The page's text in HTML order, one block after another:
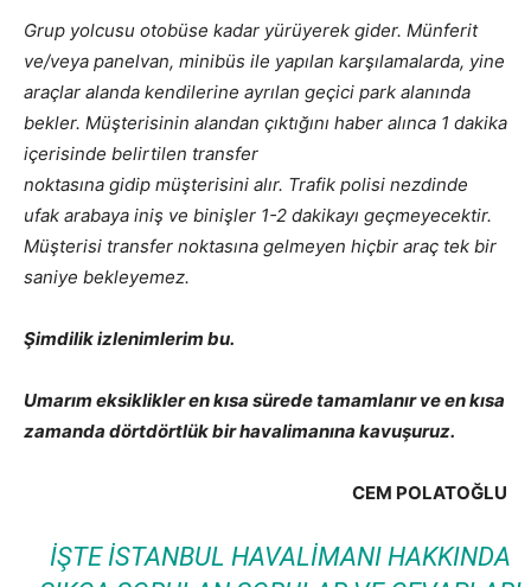
Grup yolcusu otobüse kadar yürüyerek gider. Münferit
ve/veya panelvan, minibüs ile yapılan karşılamalarda, yine
araçlar alanda kendilerine ayrılan geçici park alanında
bekler. Müşterisinin alandan çıktığını haber alınca 1 dakika
içerisinde belirtilen transfer
noktasına gidip müşterisini alır. Trafik polisi nezdinde
ufak arabaya iniş ve binişler 1-2 dakikayı geçmeyecektir.
Müşterisi transfer noktasına gelmeyen hiçbir araç tek bir
saniye bekleyemez.
Şimdilik izlenimlerim bu.
Umarım eksiklikler en kısa sürede tamamlanır ve en kısa
zamanda dörtdörtlük bir havalimanına kavuşuruz.
CEM POLATOĞLU
İŞTE İSTANBUL HAVALIMANI HAKKINDA